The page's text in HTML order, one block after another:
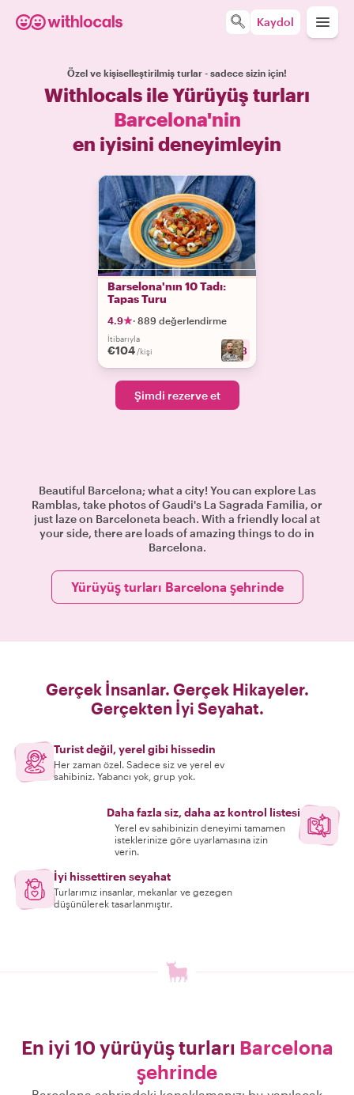
Kaydol
Özel ve kişiselleştirilmiş turlar - sadece sizin için!
Withlocals ile Yürüyüş turları
Barcelona'nin
en iyisini deneyimleyin
Barselona'nın 10 Tadı:
Tapas Turu
4.9 · 889 değerlendirme
İtibarıyla
€104 /kişi +23
Şimdi rezerve et
Beautiful Barcelona; what a city! You can explore Las
Ramblas, take photos of Gaudi's La Sagrada Familia, or
just laze on Barceloneta beach. With a friendly local at
your side, there are loads of amazing things to do in
Barcelona.
Yürüyüş turları Barcelona şehrinde
Gerçek İnsanlar. Gerçek Hikayeler.
Gerçekten İyi Seyahat.
Turist değil, yerel gibi hissedin
Her zaman özel. Sadece siz ve yerel ev
sahibiniz. Yabancı yok, grup yok.
Daha fazla siz, daha az kontrol listesi
Yerel ev sahibinizin deneyimi tamamen
isteklerinize göre uyarlamasına izin
verin.
İyi hissettiren seyahat
Turlarımız insanlar, mekanlar ve gezegen
düşünülerek tasarlanmıştır.
En iyi 10 yürüyüş turları Barcelona
şehrinde